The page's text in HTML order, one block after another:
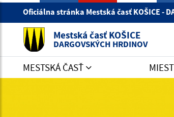
Oficiálna stránka Mestská časť KOŠICE -
Mestská časť KOŠICE
DARGOVSKÝCH HRDINOV
MESTSKÁ ČASŤ